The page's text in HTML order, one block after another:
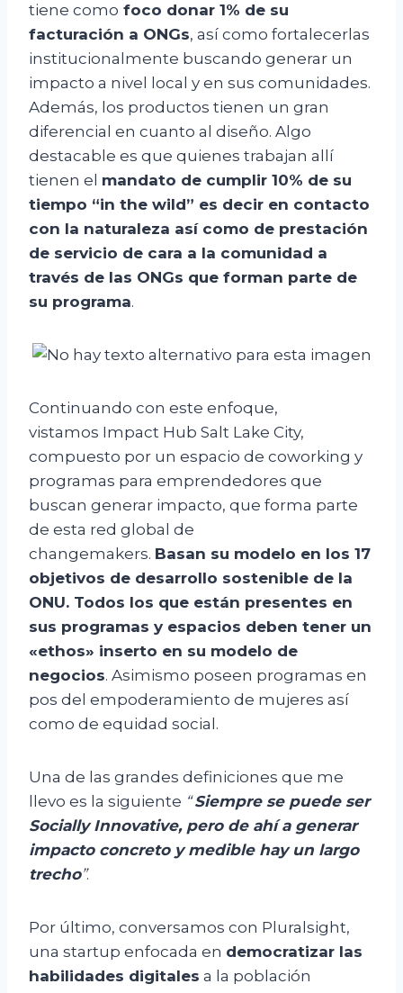
tiene como foco donar 1% de su
facturación a ONGs, así como fortalecerlas
institucionalmente buscando generar un
impacto a nivel local y en sus comunidades.
Además, los productos tienen un gran
diferencial en cuanto al diseño. Algo
destacable es que quienes trabajan allí
tienen el mandato de cumplir 10% de su
tiempo “in the wild” es decir en contacto
con la naturaleza así como de prestación
de servicio de cara a la comunidad a
través de las ONGs que forman parte de
su programa.
Continuando con este enfoque,
vistamos Impact Hub Salt Lake City,
compuesto por un espacio de coworking y
programas para emprendedores que
buscan generar impacto, que forma parte
de esta red global de
changemakers. Basan su modelo en los 17
objetivos de desarrollo sostenible de la
ONU. Todos los que están presentes en
sus programas y espacios deben tener un
«ethos» inserto en su modelo de
negocios. Asimismo poseen programas en
pos del empoderamiento de mujeres así
como de equidad social.
Una de las grandes definiciones que me
llevo es la siguiente “Siempre se puede ser
Socially Innovative, pero de ahí a generar
impacto concreto y medible hay un largo
trecho”.
Por último, conversamos con Pluralsight,
una startup enfocada en democratizar las
habilidades digitales a la población